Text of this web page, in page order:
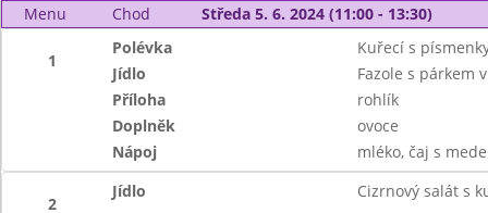
Menu Chod Středa 5. 6. 2024 (11:00 - 13:30)
1
Polévka
Kuřecí s
Jídlo
Fazole s párkem
Příloha
rohlík
Doplněk
ovoce
Nápoj
mléko, čaj s
2
Jídlo Cizrnový salát s